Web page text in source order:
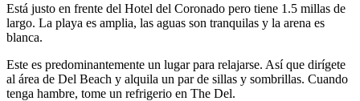
Está justo en frente del Hotel del Coronado pero tiene 1.5 millas de
largo. La playa es amplia, las aguas son tranquilas y la arena es
blanca.
Este es predominantemente un lugar para relajarse. Así que dirígete
al área de Del Beach y alquila un par de sillas y sombrillas. Cuando
tenga hambre, tome un refrigerio en The Del.